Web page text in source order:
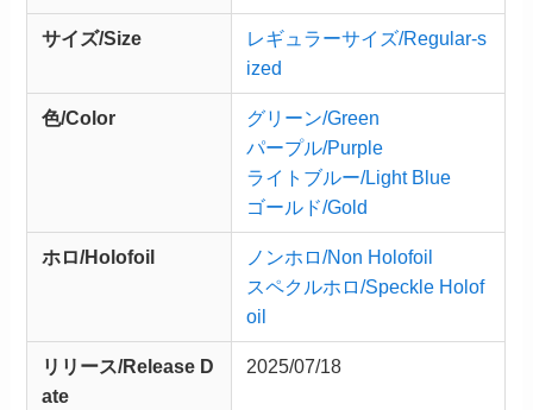
サイズ/Size
レギュラーサイズ/Regular-s
ized
色/Color
グリーン/Green
パープル/Purple
ライトブルー/Light Blue
ゴールド/Gold
ホロ/Holofoil
ノンホロ/Non Holofoil
スペクルホロ/Speckle Holof
oil
リリース/Release D
ate
2025/07/18